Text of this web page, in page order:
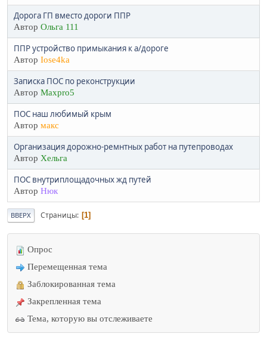
Дорога ГП вместо дороги ППР
Автор Ольга 111
ППР устройство примыкания к а/дороге
Автор Iose4ka
Записка ПОС по реконструкции
Автор Maxpro5
ПОС наш любимый крым
Автор макс
Организация дорожно-ремнтных работ на путепроводах
Автор Хельга
ПОС внутриплощадочных жд путей
Автор Нюк
ВВЕРХ Страницы 1
Опрос
Перемещенная тема
Заблокированная тема
Закрепленная тема
Тема, которую вы отслеживаете